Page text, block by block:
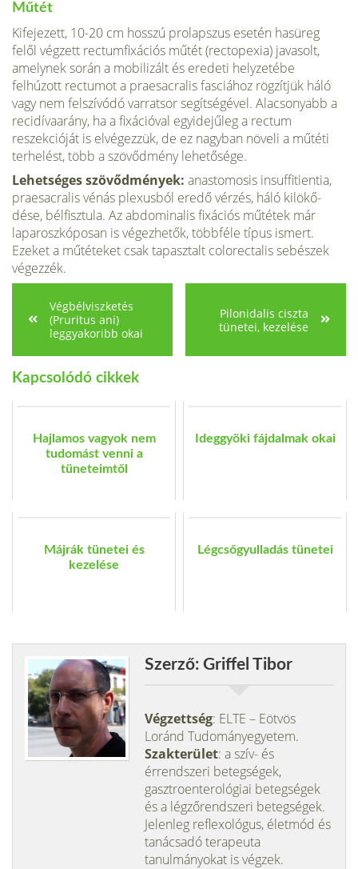
Műtét
Kifejezett, 10-20 cm hosszú prolapszus esetén hasüreg
felől végzett rectumfixációs műtét (rectopexia) javasolt,
amelynek során a mobilizált és eredeti hely­zetébe
felhúzott rectumot a praesacralis fasciához rög­zítjük háló
vagy nem felszívódó varratsor segítségével. Alacsonyabb a
recidívaarány, ha a fixációval egyidejű­leg a rectum
reszekcióját is elvégezzük, de ez nagyban növeli a műtéti
terhelést, több a szövődmény lehetősége.
Lehetséges szövődmények: anastomosis insuffitientia,
praesacralis vénás plexusból eredő vérzés, háló kilökő­
dése, bélfisztula. Az abdominalis fixációs műtétek már
laparoszkóposan is végezhetők, többféle típus ismert.
Ezeket a műtéteket csak tapasztalt colorectalis sebészek
végezzék.
Végbélviszketés
(Pruritus ani)
leggyakoribb okai
Pilonidalis ciszta
tünetei, kezelése
Kapcsolódó cikkek
Hajlamos vagyok nem
tudomást venni a
tüneteimtől
Ideggyöki fájdalmak okai
Májrák tünetei és
kezelése
Légcsőgyulladás tünetei
Szerző: Griffel Tibor
Végzettség: ELTE – Eötvös
Loránd Tudományegyetem.
Szakterület: a szív- és
érrendszeri betegségek,
gasztroenterológiai betegségek
és a légzőrendszeri betegségek.
Jelenleg reflexológus, életmód és
tanácsadó terapeuta
tanulmányokat is végzek.